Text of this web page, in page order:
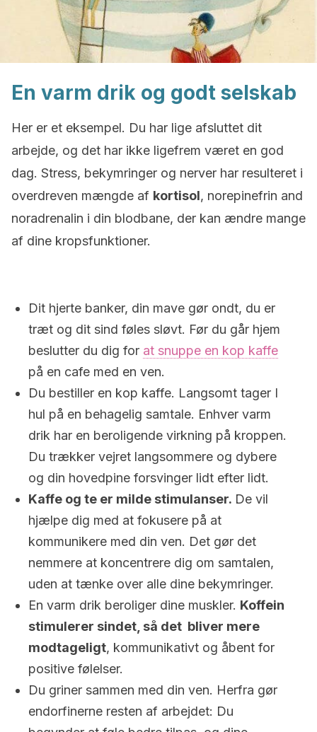
En varm drik og godt selskab
Her er et eksempel. Du har lige afsluttet dit
arbejde, og det har ikke ligefrem været en god
dag. Stress, bekymringer og nerver har resulteret i
overdreven mængde af kortisol, norepinefrin and
noradrenalin i din blodbane, der kan ændre mange
af dine kropsfunktioner.
Dit hjerte banker, din mave gør ondt, du er
træt og dit sind føles sløvt. Før du går hjem
beslutter du dig for at snuppe en kop kaffe
på en cafe med en ven.
Du bestiller en kop kaffe. Langsomt tager I
hul på en behagelig samtale. Enhver varm
drik har en beroligende virkning på kroppen.
Du trækker vejret langsommere og dybere
og din hovedpine forsvinger lidt efter lidt.
Kaffe og te er milde stimulanser. De vil
hjælpe dig med at fokusere på at
kommunikere med din ven. Det gør det
nemmere at koncentrere dig om samtalen,
uden at tænke over alle dine bekymringer.
En varm drik beroliger dine muskler. Koffein
stimulerer sindet, så det bliver mere
modtageligt, kommunikativt og åbent for
positive følelser.
Du griner sammen med din ven. Herfra gør
endorfinerne resten af arbejdet: Du